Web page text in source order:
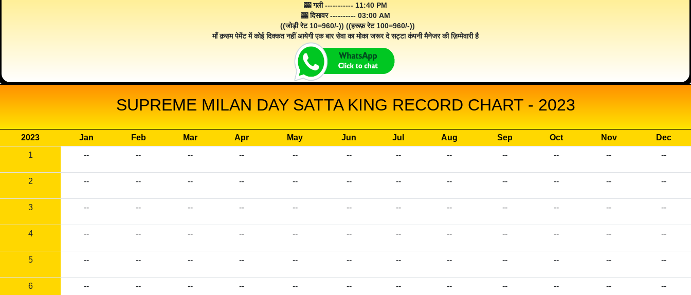
🎰 गली ----------- 11:40 PM
🎰 दिसावर ---------- 03:00 AM
((जोड़ी रेट 10=960/-)) ((हरूफ़ रेट 100=960/-))
माँ क़सम पेमेंट में कोई दिक्कत नहीं आयेगी एक बार सेवा का मोका जरूर दे सट्टा कंपनी मैनेजर की ज़िम्मेवारी है
SUPREME MILAN DAY SATTA KING RECORD CHART - 2023
2023 Jan Feb Mar Apr May Jun Jul Aug Sep Oct Nov
Dec
1
-- -- -- -- -- -- -- -- -- -- -- --
2 -- -- -- -- -- -- -- -- -- -- -- --
3 -- -- -- -- -- -- -- -- -- -- -- --
4 -- -- -- -- -- -- -- -- -- -- -- --
5 -- -- -- -- -- -- -- -- -- -- -- --
6 -- -- -- -- -- -- -- -- -- -- -- --